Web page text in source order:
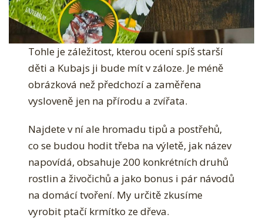
Tohle je záležitost, kterou ocení spíš starší
děti a Kubajs ji bude mít v záloze. Je méně
obrázková než předchozí a zaměřena
vysloveně jen na přírodu a zvířata.
Najdete v ní ale hromadu tipů a postřehů, co
se budou hodit třeba na výletě, jak název
napovídá, obsahuje 200 konkrétních druhů
rostlin a živočichů a jako bonus i pár návodů
na domácí tvoření. My určitě zkusíme vyrobit
ptačí krmítko ze dřeva.